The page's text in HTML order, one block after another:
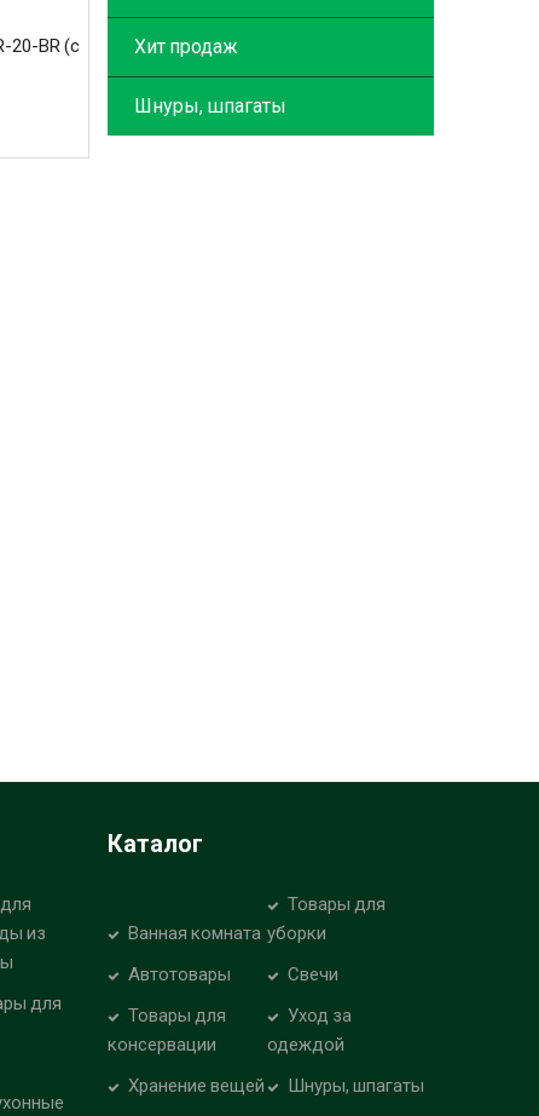
20-BR (с
Хит продаж
Шнуры, шпагаты
из
для
Каталог
Ванная комната
Товары для
уборки
Автотовары
Свечи
Товары для
консервации
Уход за
одеждой
Хранение вещей
Шнуры, шпагаты